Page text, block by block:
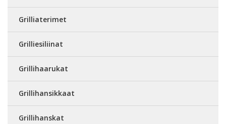
Grilliaterimet
Grilliesiliinat
Grillihaarukat
Grillihansikkaat
Grillihanskat